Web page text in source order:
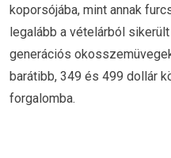
koporsójába, mint annak
legalább a vételárból
generációs
barátibb, 349 és 499 dollár
forgalomba.